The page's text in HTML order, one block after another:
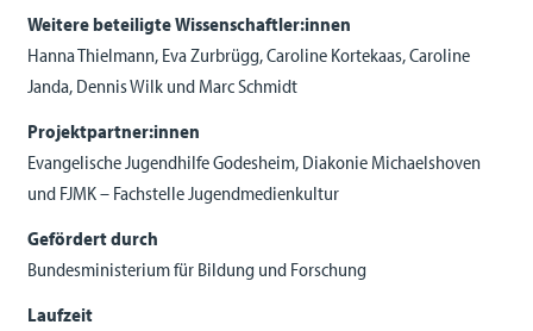
Weitere beteiligte Wissenschaftler:innen
Hanna Thielmann, Eva Zurbrügg, Caroline Kortekaas, Caroline
Janda, Dennis Wilk und Marc Schmidt
Projektpartner:innen
Evangelische Jugendhilfe Godesheim, Diakonie Michaelshoven
und FJMK – Fachstelle Jugendmedienkultur
Gefördert durch
Bundesministerium für Bildung und Forschung
Laufzeit